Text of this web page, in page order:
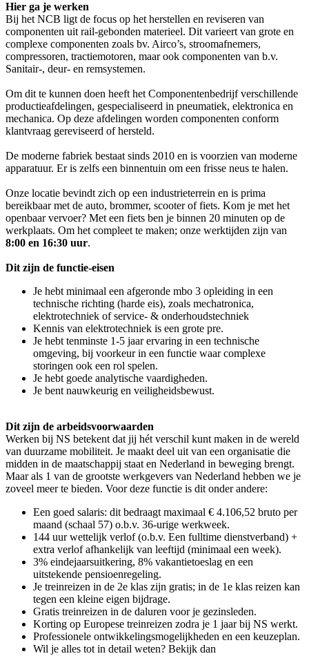
Hier ga je werken
Bij het NCB ligt de focus op het herstellen en reviseren van
componenten uit rail-gebonden materieel. Dit varieert van grote en
complexe componenten zoals bv. Airco’s, stroomafnemers,
compressoren, tractiemotoren, maar ook componenten van b.v.
Sanitair-, deur- en remsystemen.
Om dit te kunnen doen heeft het Componentenbedrijf verschillende
productieafdelingen, gespecialiseerd in pneumatiek, elektronica en
mechanica. Op deze afdelingen worden componenten conform
klantvraag gereviseerd of hersteld.
De moderne fabriek bestaat sinds 2010 en is voorzien van moderne
apparatuur. Er is zelfs een binnentuin om een frisse neus te halen.
Onze locatie bevindt zich op een industrieterrein en is prima
bereikbaar met de auto, brommer, scooter of fiets. Kom je met het
openbaar vervoer? Met een fiets ben je binnen 20 minuten op de
werkplaats. Om het compleet te maken; onze werktijden zijn van
8:00 en 16:30 uur.
Dit zijn de functie-eisen
Je hebt minimaal een afgeronde mbo 3 opleiding in een
technische richting (harde eis), zoals mechatronica,
elektrotechniek of service- & onderhoudstechniek
Kennis van elektrotechniek is een grote pre.
Je hebt tenminste 1-5 jaar ervaring in een technische
omgeving, bij voorkeur in een functie waar complexe
storingen ook een rol spelen.
Je hebt goede analytische vaardigheden.
Je bent nauwkeurig en veiligheidsbewust.
Dit zijn de arbeidsvoorwaarden
Werken bij NS betekent dat jij hét verschil kunt maken in de wereld
van duurzame mobiliteit. Je maakt deel uit van een organisatie die
midden in de maatschappij staat en Nederland in beweging brengt.
Maar als 1 van de grootste werkgevers van Nederland hebben we je
zoveel meer te bieden. Voor deze functie is dit onder andere:
Een goed salaris: dit bedraagt maximaal € 4.106,52 bruto per
maand (schaal 57) o.b.v. 36-urige werkweek.
144 uur wettelijk verlof (o.b.v. Een fulltime dienstverband) +
extra verlof afhankelijk van leeftijd (minimaal een week).
3% eindejaarsuitkering, 8% vakantietoeslag en een
uitstekende pensioenregeling.
Je treinreizen in de 2e klas zijn gratis; in de 1e klas reizen kan
tegen een kleine eigen bijdrage.
Gratis treinreizen in de daluren voor je gezinsleden.
Korting op Europese treinreizen zodra je 1 jaar bij NS werkt.
Professionele ontwikkelingsmogelijkheden en een keuzeplan.
Wil je alles tot in detail weten? Bekijk dan